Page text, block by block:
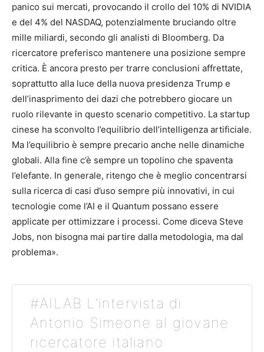
panico sui mercati, provocando il crollo del 10% di NVIDIA
e del 4% del NASDAQ, potenzialmente bruciando oltre
mille miliardi, secondo gli analisti di Bloomberg. Da
ricercatore preferisco mantenere una posizione sempre
critica. È ancora presto per trarre conclusioni affrettate,
soprattutto alla luce della nuova presidenza Trump e
dell’inasprimento dei dazi che potrebbero giocare un
ruolo rilevante in questo scenario competitivo. La startup
cinese ha sconvolto l’equilibrio dell’intelligenza artificiale.
Ma l’equilibrio è sempre precario anche nelle dinamiche
globali. Alla fine c’è sempre un topolino che spaventa
l’elefante. In generale, ritengo che è meglio concentrarsi
sulla ricerca di casi d’uso sempre più innovativi, in cui
tecnologie come l’AI e il Quantum possano essere
applicate per ottimizzare i processi. Come diceva Steve
Jobs, non bisogna mai partire dalla metodologia, ma dal
problema».
#AILAB L’intervista di
Antonio Simeone al giovane
ricercatore italiano